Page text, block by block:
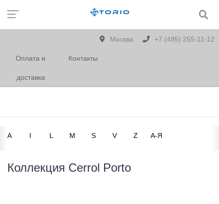
Москва +7 (495) 255-11-12
Оплата и
доставка
Контакты
A I L M S V Z А-Я
Коллекция Cerrol Porto